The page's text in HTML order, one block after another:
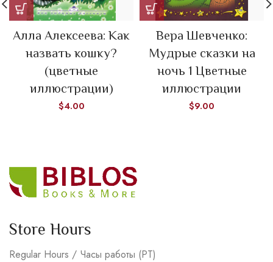
Алла Алексеева: Как
назвать кошку?
(цветные
иллюстрации)
$4.00
Вера Шевченко:
Мудрые сказки на
ночь 1 Цветные
иллюстрации
$9.00
Store Hours
Regular Hours / Часы работы (PT)